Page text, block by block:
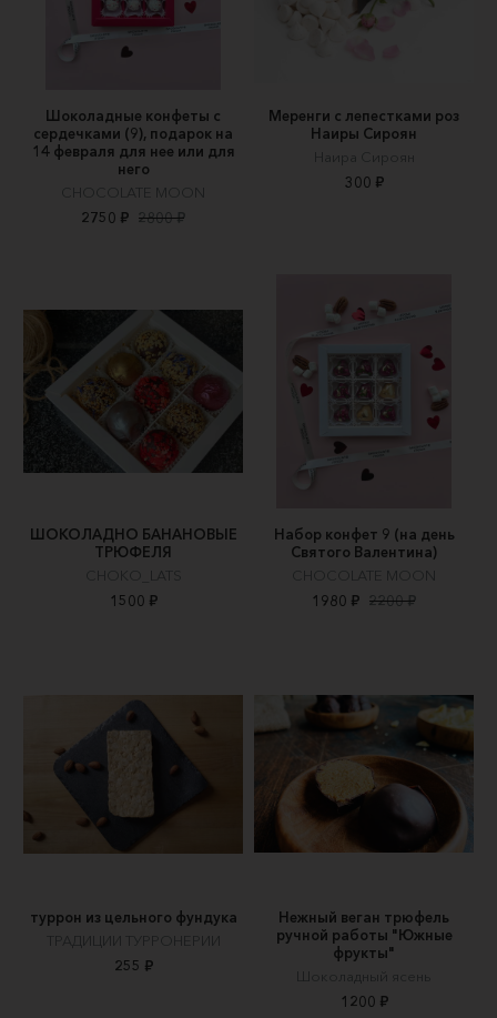
Шоколадные конфеты с
сердечками (9), подарок на
14 февраля для нее или для
него
CHOCOLATE MOON
2750 ₽ 2800 ₽
Меренги с лепестками роз
Наиры Сироян
Наира Сироян
300 ₽
ШОКОЛАДНО БАНАНОВЫЕ
ТРЮФЕЛЯ
CHOKO_LATS
1500 ₽
Набор конфет 9 (на день
Святого Валентина)
CHOCOLATE MOON
1980 ₽ 2200 ₽
туррон из цельного фундука
ТРАДИЦИИ ТУРРОНЕРИИ
255 ₽
Нежный веган трюфель
ручной работы "Южные
фрукты"
Шоколадный ясень
1200 ₽